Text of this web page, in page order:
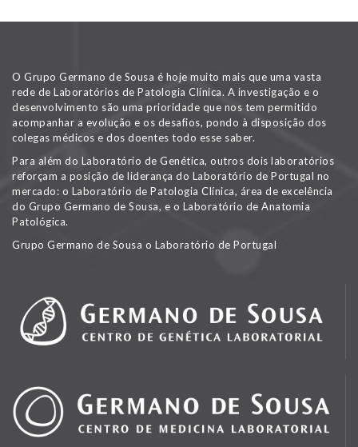
O Grupo Germano de Sousa é hoje muito mais que uma vasta
rede de Laboratórios de Patologia Clínica. A investigação e o
desenvolvimento são uma prioridade que nos tem permitido
acompanhar a evolução e os desafios, pondo à disposição dos
colegas médicos e dos doentes todo esse saber.
Para além do Laboratório de Genética, outros dois laboratórios
reforçam a posição de liderança do Laboratório de Portugal no
mercado: o Laboratório de Patologia Clínica, área de excelência
do Grupo Germano de Sousa, e o Laboratório de Anatomia
Patológica.
Grupo Germano de Sousa o Laboratório de Portugal